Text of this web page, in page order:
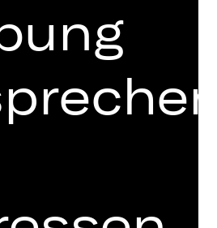
mit englischen
vergisst, was doch
ist? Wenn es nur so
Falke kann nicht
Schmach ihm vor
wurde, und inszeniert
führt den Rentier